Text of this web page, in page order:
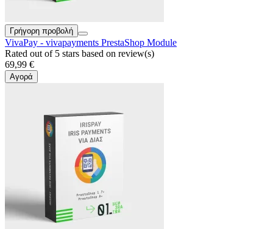
Γρήγορη προβολή
VivaPay - vivapayments PrestaShop Module
Rated out of 5 stars based on review(s)
69,99 €
Αγορά